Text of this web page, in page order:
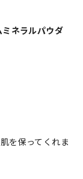
ネラルパウダ
を保ってくれま